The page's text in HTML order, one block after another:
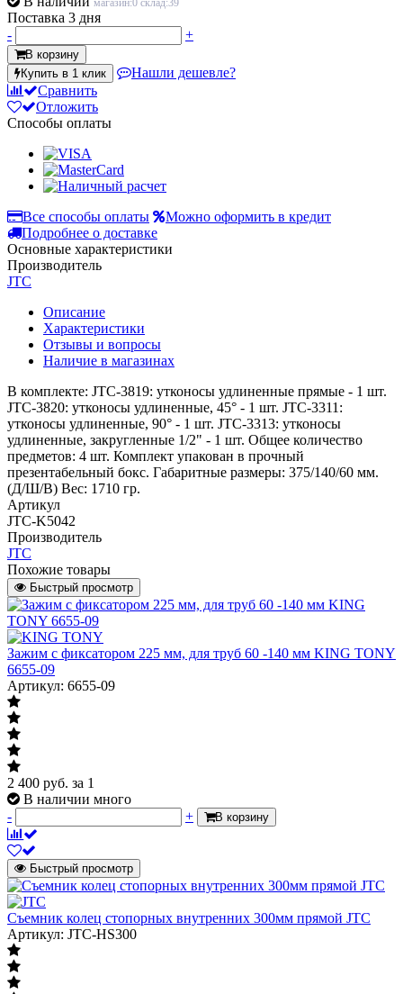
магазин:0 склад:39
Поставка 3 дня
-
+
В корзину
Купить в 1 клик
Нашли дешевле?
Сравнить
Отложить
Способы оплаты
Все способы оплаты
Можно оформить в кредит
Подробнее о доставке
Основные характеристики
Производитель
JTC
Описание
Характеристики
Отзывы и вопросы
Наличие в магазинах
В комплекте: JTC-3819: утконосы удлиненные прямые - 1 шт.
JTC-3820: утконосы удлиненные, 45° - 1 шт. JTC-3311:
утконосы удлиненные, 90° - 1 шт. JTC-3313: утконосы
удлиненные, закругленные 1/2" - 1 шт. Общее количество
предметов: 4 шт. Комплект упакован в прочный
презентабельный бокс. Габаритные размеры: 375/140/60 мм.
(Д/Ш/В) Вес: 1710 гр.
Артикул
JTC-K5042
Производитель
JTC
Похожие товары
Быстрый просмотр
Зажим с фиксатором 225 мм, для труб 60 -140 мм KING TONY
6655-09
Артикул: 6655-09
2 400 руб. за 1
В наличии много
-
+ В корзину
Быстрый просмотр
Съемник колец стопорных внутренних 300мм прямой JTC
Артикул: JTC-HS300